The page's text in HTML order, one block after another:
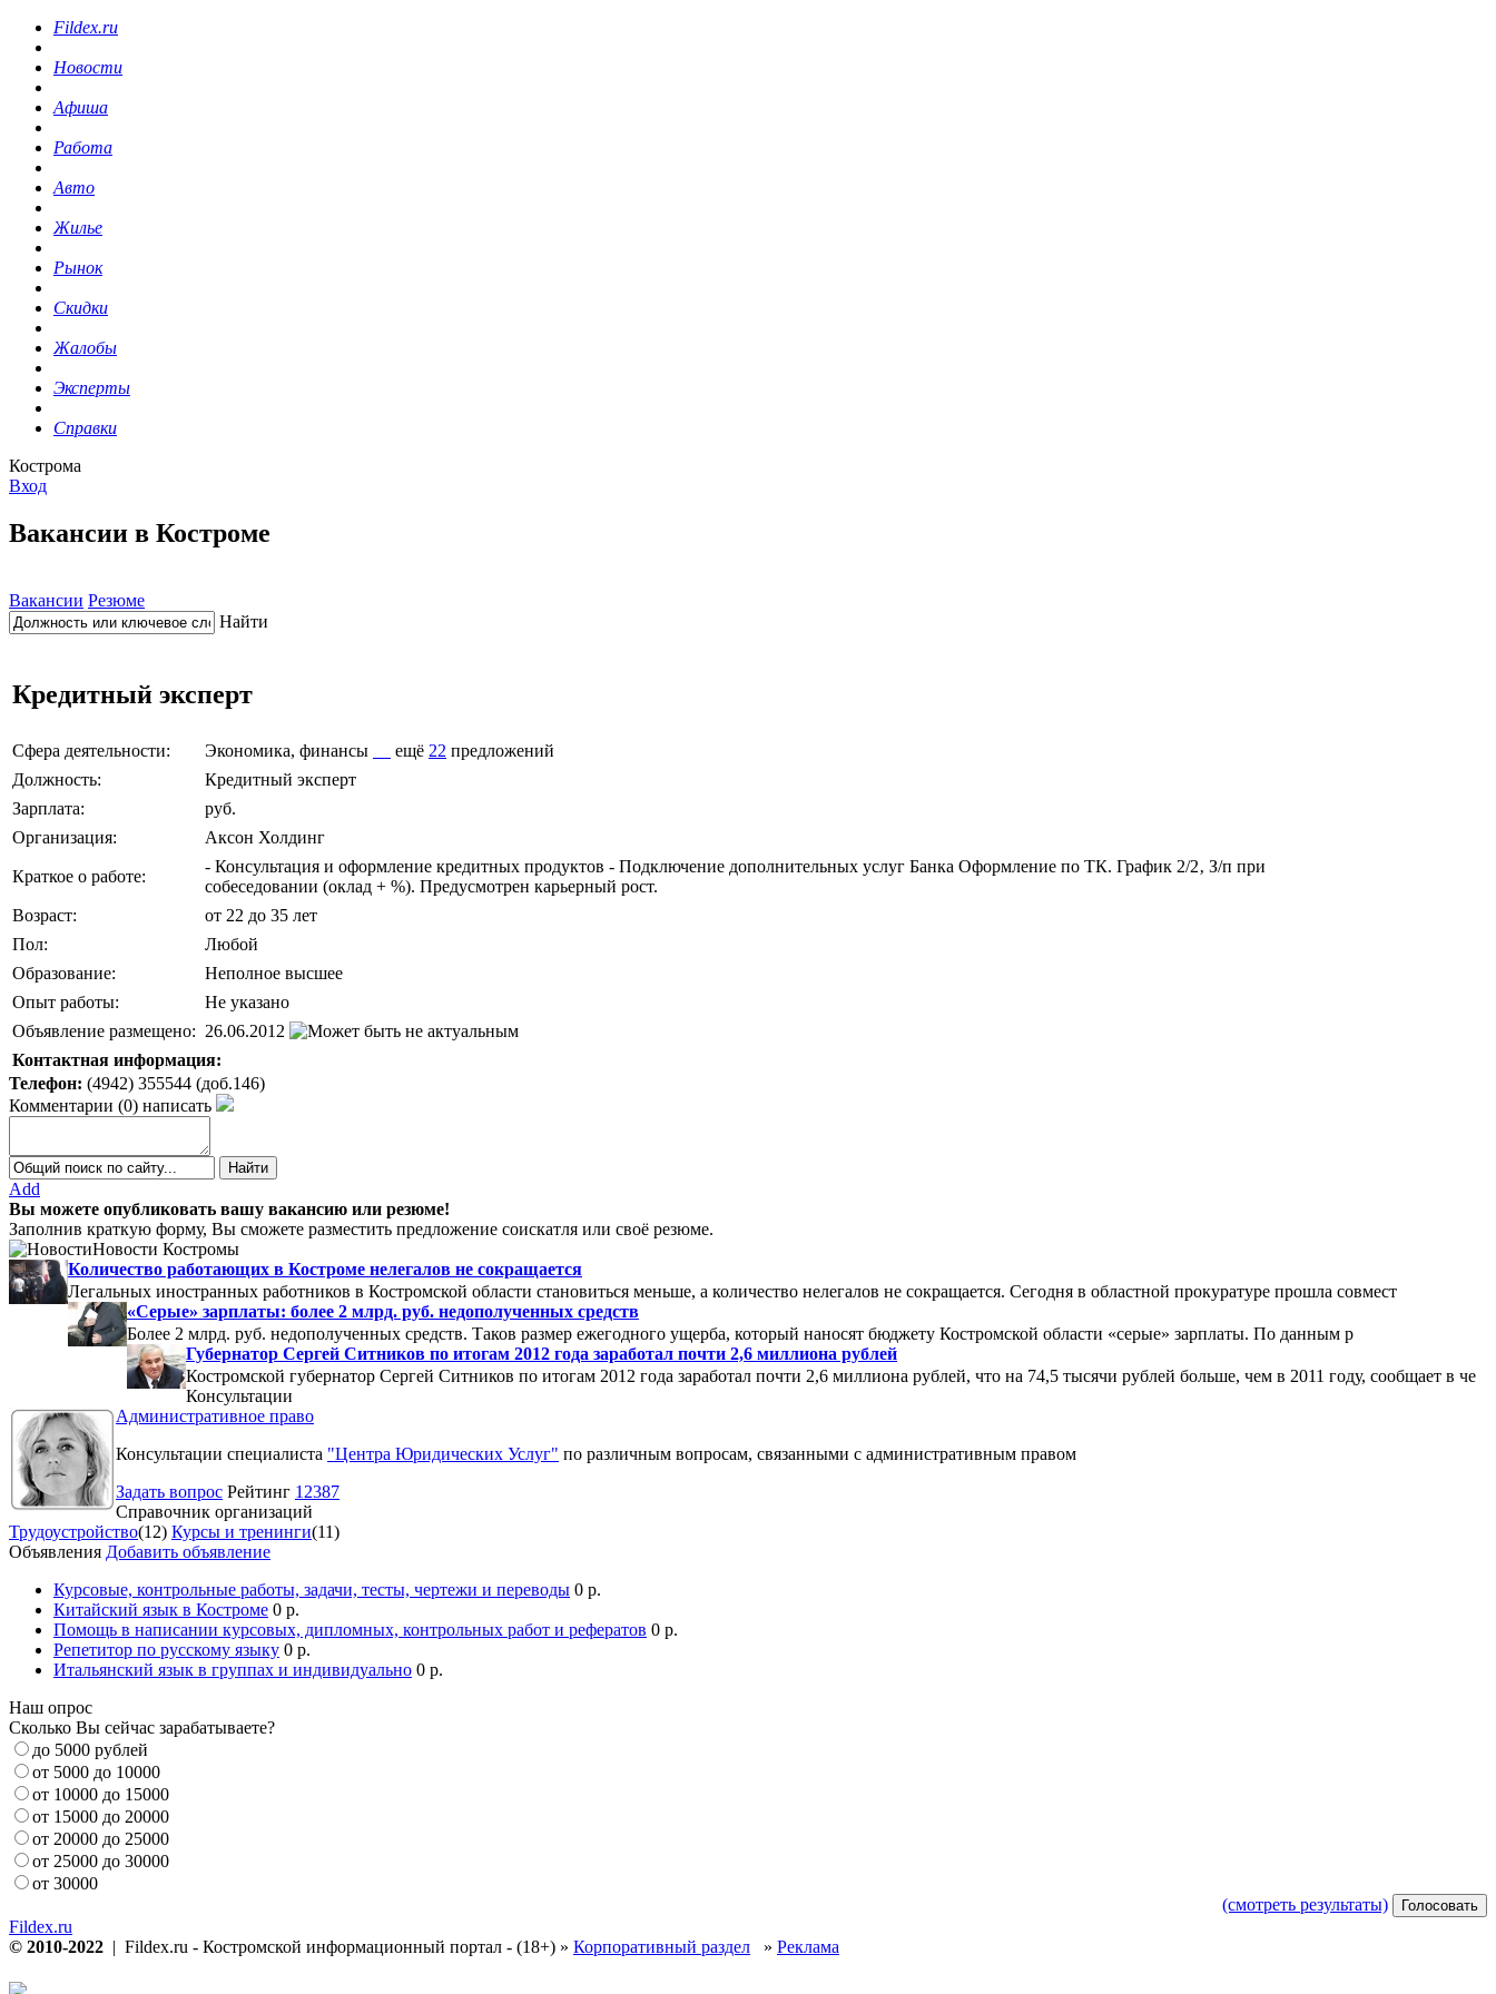
Fildex.ru
Новости
Афиша
Работа
Авто
Жилье
Рынок
Скидки
Жалобы
Эксперты
Справки
Кострома
Вход
Вакансии в Костроме
Вакансии Резюме
Найти
Кредитный эксперт
Сфера деятельности: Экономика, финансы ещё 22 предложений
Должность:
Кредитный эксперт
Зарплата:
руб.
Организация:
Аксон Холдинг
Краткое о работе:
- Консультация и оформление кредитных продуктов - Подключение дополнительных услуг Банка Оформление по ТК. График 2/2‚ З/п при
собеседовании (оклад + %). Предусмотрен карьерный рост.
Возраст:
от 22 до 35 лет
Пол:
Любой
Образование:
Неполное высшее
Опыт работы:
Не указано
Объявление размещено: 26.06.2012
Контактная информация:
Телефон: (4942) 355544 (доб.146)
Комментарии (0) написать
Add
Вы можете опубликовать вашу вакансию или резюме!
Заполнив краткую форму, Вы сможете разместить предложение соискатля или своё резюме.
Новости Костромы
Количество работающих в Костроме нелегалов не сокращается
Легальных иностранных работников в Костромской области становиться меньше, а количество нелегалов не сокращается. Сегодня в областной прокуратуре прошла совмест
«Серые» зарплаты: более 2 млрд. руб. недополученных средств
Более 2 млрд. руб. недополученных средств. Таков размер ежегодного ущерба, который наносят бюджету Костромской области «серые» зарплаты. По данным р
Губернатор Сергей Ситников по итогам 2012 года заработал почти 2,6 миллиона рублей
Костромской губернатор Сергей Ситников по итогам 2012 года заработал почти 2,6 миллиона рублей, что на 74,5 тысячи рублей больше, чем в 2011 году, сообщает в че
Консультации
Административное право
Консультации специалиста "Центра Юридических Услуг" по различным вопросам, связанными с административным правом
Задать вопрос Рейтинг 12387
Справочник организаций
Трудоустройство(12) Курсы и тренинги(11)
Объявления Добавить объявление
Курсовые, контрольные работы, задачи, тесты, чертежи и переводы 0 р.
Китайский язык в Костроме 0 р.
Помощь в написании курсовых, дипломных, контрольных работ и рефератов 0 р.
Репетитор по русскому языку 0 р.
Итальянский язык в группах и индивидуально 0 р.
Наш опрос
Сколько Вы сейчас зарабатываете?
до 5000 рублей
от 5000 до 10000
от 10000 до 15000
от 15000 до 20000
от 20000 до 25000
от 25000 до 30000
от 30000
(смотреть результаты)
Fildex.ru
© 2010-2022 | Fildex.ru - Костромской информационный портал - (18+) » Корпоративный раздел » Реклама